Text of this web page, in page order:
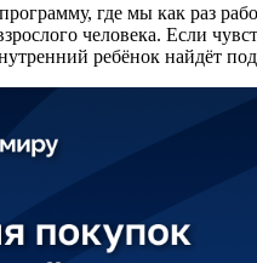
где мы как раз
человека. Если
ребёнок найдёт